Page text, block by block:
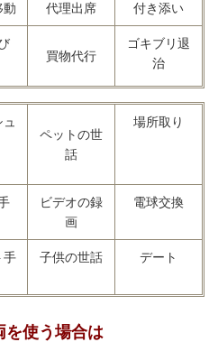
動 代理出席 付き添い
買物代行
ゴキブリ退
治
ペットの世
話
場所取り
ビデオの録
画
電球交換
手
子供の世話 デート
を使う場合は